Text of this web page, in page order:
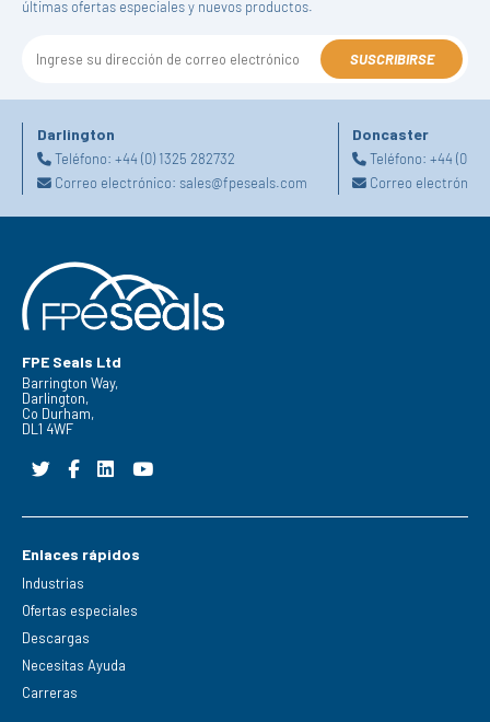
últimas ofertas especiales y nuevos productos.
SUSCRIBIRSE
Darlington
Teléfono: +44 (0) 1325 282732
Correo electrónico: sales@fpeseals.com
Doncaster
Teléfono:+44 (0)
Correo
FPE Seals Ltd
Barrington Way,
Darlington,
Co Durham,
DL1 4WF
Enlaces rápidos
Industrias
Ofertas especiales
Descargas
Necesitas Ayuda
Carreras